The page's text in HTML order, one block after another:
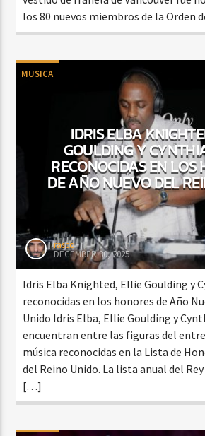
los 80 nuevos miembros de la Orden
MUSICA
IDRIS ELBA
GOULDING Y
RECONOCIDAS EN LOS
DE AÑO NUEVO DEL
rasco
DECEMBER 30, 2025
Idris Elba Knighted, Ellie Goulding y
reconocidas en los honores de Año
Unido Idris Elba, Ellie Goulding y
encuentran entre las figuras del
música reconocidas en la Lista de
del Reino Unido. La lista anual del
[…]